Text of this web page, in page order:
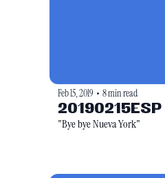
Feb 15, 2019 • 8 min read
20190215ESP
"Bye bye Nueva York"